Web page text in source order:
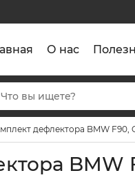
О нас
дефлектора BMW F90,
BMW